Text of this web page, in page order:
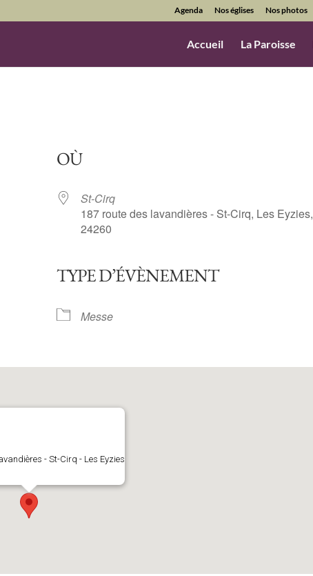
Agenda Nos églises Nos photos
Accueil La Paroisse
Google iCalendar
OÙ
St-Cirq
187 route des lavandières - St-Cirq, Les Eyzies,
24260
TYPE D’ÉVÈNEMENT
Messe
- St-Cirq - Les Eyzies